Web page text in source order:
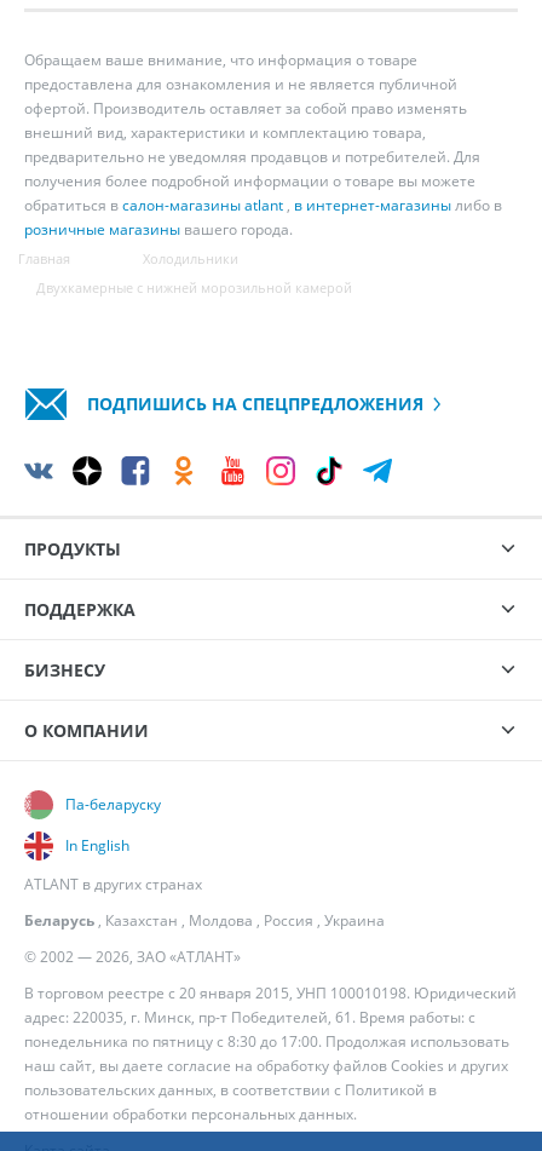
Обращаем ваше внимание, что информация о товаре
предоставлена для ознакомления и не является публичной
офертой. Производитель оставляет за собой право изменять
внешний вид, характеристики и комплектацию товара,
предварительно не уведомляя продавцов и потребителей. Для
получения более подробной информации о товаре вы можете
обратиться всалон-магазины atlant , в интернет-магазинылибо в
розничные магазины вашего города.
Главная
Холодильники
Двухкамерные с нижней морозильной камерой
ПОДПИШИСЬ НА СПЕЦПРЕДЛОЖЕНИЯ
ПРОДУКТЫ
ПОДДЕРЖКА
БИЗНЕСУ
О КОМПАНИИ
© 2002 — 2026, ЗАО «АТЛАНТ»
В торговом реестре с 20 января 2015, УНП 100010198. Юридический
адрес: 220035, г. Минск, пр-т Победителей, 61. Время работы: с
понедельника по пятницу с 8:30 до 17:00. Продолжая использовать
наш сайт, вы даете согласие на обработку файлов Cookies и других
пользовательских данных, в соответствии с Политикой в
отношении обработки персональных данных.
Па-беларуску
In English
ATLANT в других странах
Беларусь , Казахстан , Молдова , Россия , Украина